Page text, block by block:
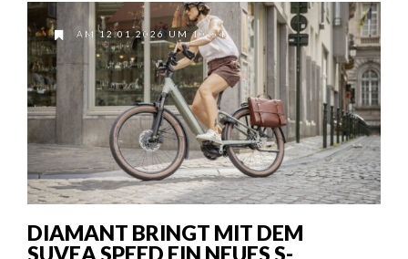
AM 12.01.2026 UM 10:54
DIAMANT BRINGT MIT DEM
SUVEA SPEED EIN NEUES S-